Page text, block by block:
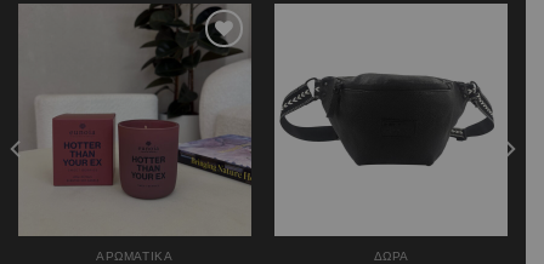
Add to
wishlist
ΑΡΩΜΑΤΙΚΑ
wishlist
ΔΩΡΑ